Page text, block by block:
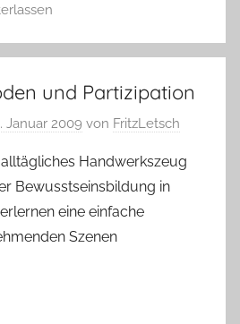
und Partizipation
Januar 2009 von FritzLetsch
Handwerkszeug
Bewusstseinsbildung in
eine einfache
Szenen